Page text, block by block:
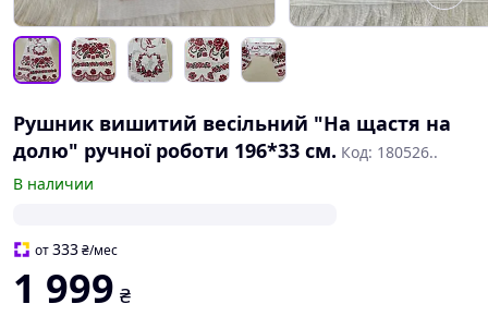
Рушник вишитий весільний "На щастя на
долю" ручної роботи 196*33 см. Код: 180526..
В наличии
от333₴/мес
1 999 ₴